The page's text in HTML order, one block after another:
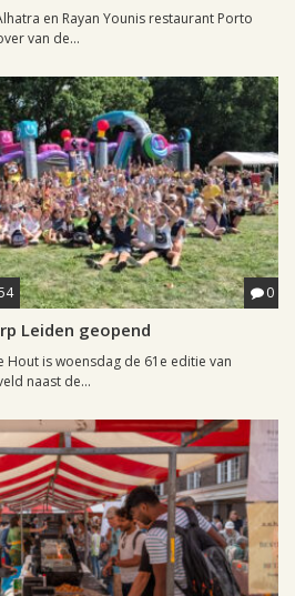
en Rayan Younis restaurant Porto
van de...
0
Leiden geopend
Hout is woensdag de 61e editie van
naast de...